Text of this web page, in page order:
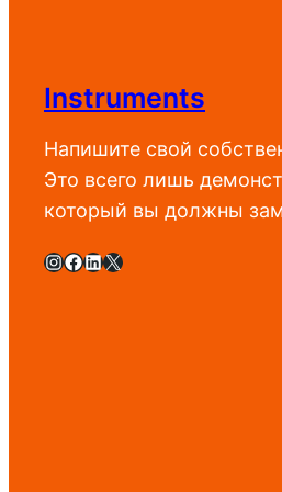
Instruments
Напишите свой
Это всего лишь
который вы должны
InstagramFacebookLinkedInX